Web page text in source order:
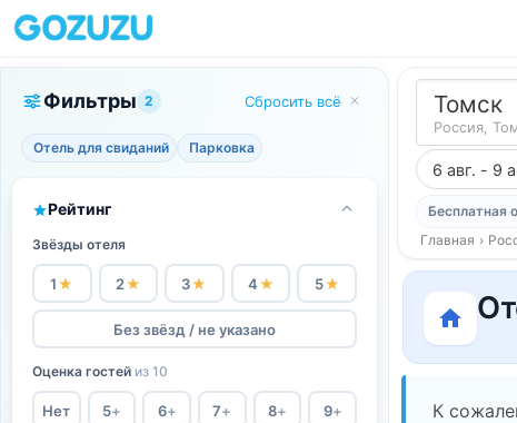
Фильтры 2 Сбросить всё
Отель для свиданий Парковка
Рейтинг
Звёзды отеля
1★ 2★ 3★ 4★ 5★
Без звёзд / не указано
Оценка гостей из 10
Нет 5+ 6+ 7+ 8+ 9+
Томск
Россия,
6 авг. - 9
Бесплатная
Главная ›
К